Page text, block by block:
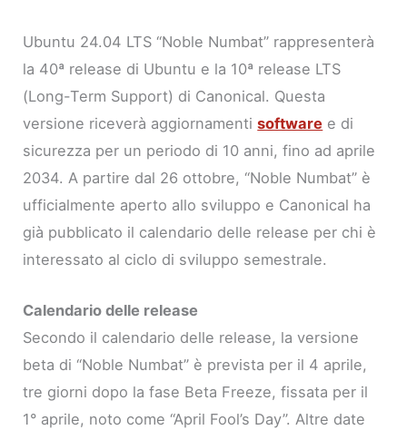
Ubuntu 24.04 LTS “Noble Numbat” rappresenterà
la 40ª release di Ubuntu e la 10ª release LTS
(Long-Term Support) di Canonical. Questa
versione riceverà aggiornamentisoftware e di
sicurezza per un periodo di 10 anni, fino ad aprile
2034. A partire dal 26 ottobre, “Noble Numbat” è
ufficialmente aperto allo sviluppo e Canonical ha
già pubblicato il calendario delle release per chi è
interessato al ciclo di sviluppo semestrale.
Calendario delle release
Secondo il calendario delle release, la versione
beta di “Noble Numbat” è prevista per il 4 aprile,
tre giorni dopo la fase Beta Freeze, fissata per il
1° aprile, noto come “April Fool’s Day”. Altre date